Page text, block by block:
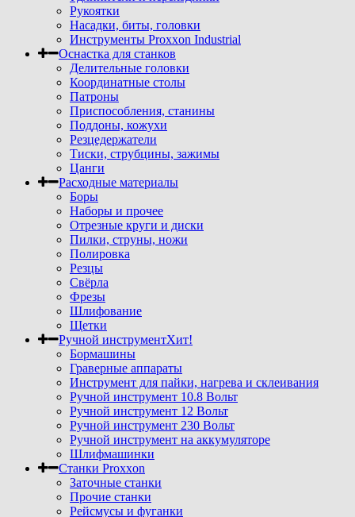
Рукоятки
Насадки, биты, головки
Инструменты Proxxon Industrial
Оснастка для станков
Делительные головки
Координатные столы
Патроны
Приспособления, станины
Поддоны, кожухи
Резцедержатели
Тиски, струбцины, зажимы
Цанги
Расходные материалы
Боры
Наборы и прочее
Отрезные круги и диски
Пилки, струны, ножи
Полировка
Резцы
Свёрла
Фрезы
Шлифование
Щетки
Ручной инструментХит!
Бормашины
Граверные аппараты
Инструмент для пайки, нагрева и склеивания
Ручной инструмент 10.8 Вольт
Ручной инструмент 12 Вольт
Ручной инструмент 230 Вольт
Ручной инструмент на аккумуляторе
Шлифмашинки
Станки Proxxon
Заточные станки
Прочие станки
Рейсмусы и фуганки